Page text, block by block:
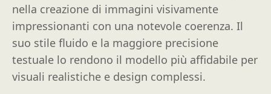
nella creazione di immagini visivamente
impressionanti con una notevole coerenza. Il
suo stile fluido e la maggiore precisione
testuale lo rendono il modello più affidabile per
visuali realistiche e design complessi.